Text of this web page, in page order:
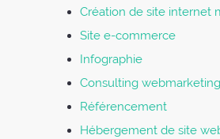
Création de site internet
Site e-commerce
Infographie
Consulting webmarketing
Référencement
Hébergement de site